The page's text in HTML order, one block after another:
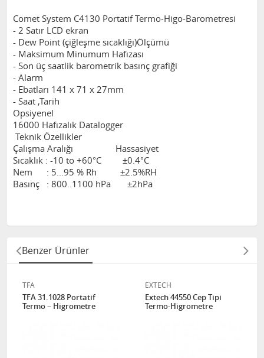
Comet System C4130 Portatif Termo-Higo-Barometresi
- 2 Satır LCD ekran
- Dew Point (çiğleşme sıcaklığı)Ölçümü
- Maksimum Minumum Hafızası
- Son üç saatlik barometrik basınç grafiği
- Alarm
- Ebatları 141 x 71 x 27mm
- Saat ,Tarih
Opsiyenel
16000 Hafızalık Datalogger
Teknik Özellikler
Çalışma Aralığı Hassasiyet
Sıcaklık : -10 to +60°C ±0.4°C
Nem : 5...95 % Rh ±2.5%RH
Basınç : 800..1100 hPa ±2hPa
Benzer Ürünler
TFA
TFA 31.1028 Portatif
Termo – Higrometre
EXTECH
Extech 44550 Cep Tipi
Termo-Higrometre